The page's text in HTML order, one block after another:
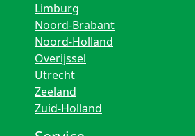
Limburg
Noord-Brabant
Noord-Holland
Overijssel
Utrecht
Zeeland
Zuid-Holland